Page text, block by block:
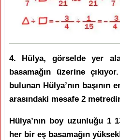
4. Hülya, görselde yer
basamağın üzerine
bulunan Hülya’nın başının
arasındaki mesafe 2
Hülya’nın boy uzunluğu 1
her bir eş basamağın